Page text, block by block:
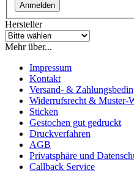
Anmelden
Hersteller
Mehr über...
Impressum
Kontakt
Versand- &
Widerrufsrecht & Muster-
Sticken
Gestochen gut gedruckt
Druckverfahren
AGB
Privatsphäre und
Callback Service